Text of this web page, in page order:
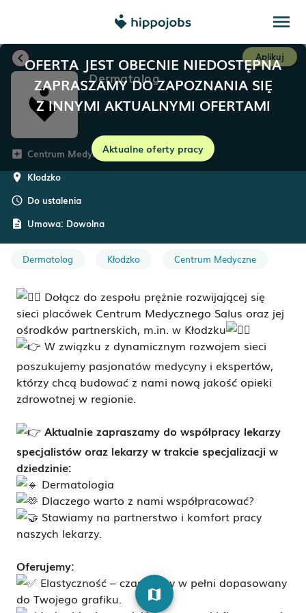
menu
OFERTA JEST OBECNIE NIEDOSTĘPNA
ZAPRASZAMY DO ZAPOZNANIA SIĘ
Z INNYMI AKTUALNYMI OFERTAMI
Aktualne oferty pracy
chevron_left Aplikuj
Dermatolog
add_box Centrum Medyczne Salus
room Kłodzko
schedule Do ustalenia
description Umowa: Dowolna
Dermatolog Kłodzko Centrum Medyczne
Dołącz do zespołu prężnie rozwijającej się
sieci placówek Centrum Medycznego Salus oraz jej
ośrodków partnerskich, m.in. w Kłodzku
W związku z dynamicznym rozwojem sieci
poszukujemy pasjonatów medycyny i ekspertów,
którzy chcą budować z nami nową jakość opieki
zdrowotnej w regionie.
Aktualnie zapraszamy do współpracy lekarzy
specjalistów oraz lekarzy w trakcie specjalizacji w
dziedzinie:
Dermatologia
Dlaczego warto z nami współpracować?
Stawiamy na partnerstwo i komfort pracy
naszych lekarzy.
Oferujemy:
Elastyczność – czas pracy w pełni dopasowany
do Twojego grafiku.
map